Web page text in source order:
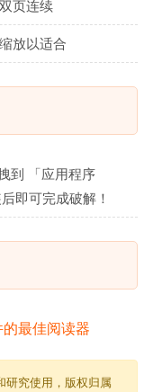
页连续
放以适合
到 「应用程序
即可完成破解！
研究使用，版权归属